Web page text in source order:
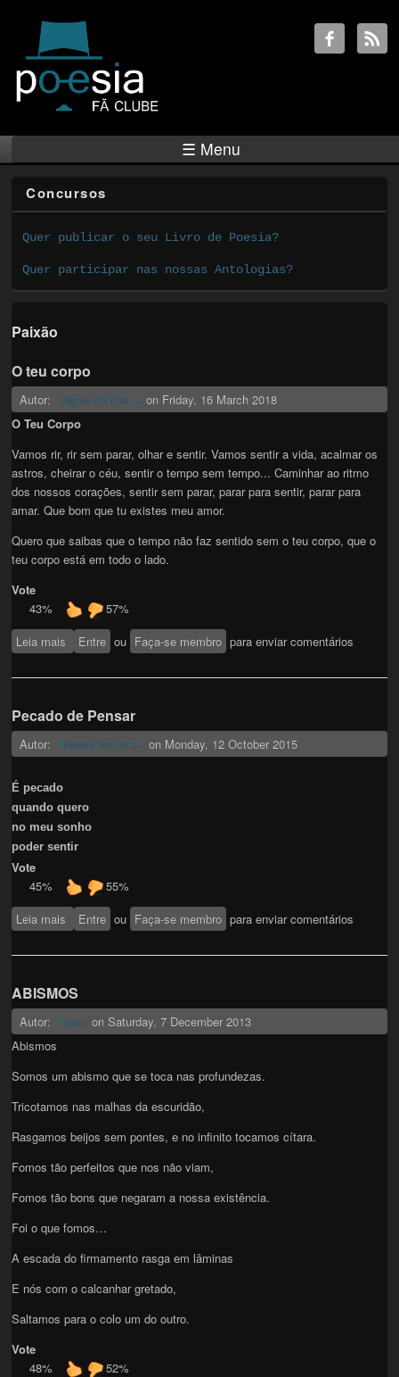
☰ Menu
Concursos
Quer publicar o seu Livro de Poesia?
Quer participar nas nossas Antologias?
Paixão
O teu corpo
Autor: Miguel António ... on Friday, 16 March 2018
O Teu Corpo
Vamos rir, rir sem parar, olhar e sentir. Vamos sentir a vida, acalmar os
astros, cheirar o céu, sentir o tempo sem tempo... Caminhar ao ritmo
dos nossos corações, sentir sem parar, parar para sentir, parar para
amar. Que bom que tu existes meu amor.
Quero que saibas que o tempo não faz sentido sem o teu corpo, que o
teu corpo está em todo o lado.
Vote
43%
57%
Leia mais sobre O teu corpo
Entre ou Faça-se membro para enviar comentários
Pecado de Pensar
Autor: Raquel Vestia R... on Monday, 12 October 2015
É pecado
quando quero
no meu sonho
poder sentir
Vote
45%
55%
Leia mais sobre Pecado de Pensar
Entre ou Faça-se membro para enviar comentários
ABISMOS
Autor: Pedro on Saturday, 7 December 2013
Abismos
Somos um abismo que se toca nas profundezas.
Tricotamos nas malhas da escuridão,
Rasgamos beijos sem pontes, e no infinito tocamos cítara.
Fomos tão perfeitos que nos não viam,
Fomos tão bons que negaram a nossa existência.
Foi o que fomos…
A escada do firmamento rasga em lâminas
E nós com o calcanhar gretado,
Saltamos para o colo um do outro.
Vote
48%
52%